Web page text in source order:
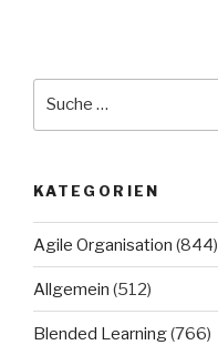
KATEGORIEN
Agile Organisation (844)
Allgemein (512)
Blended Learning(766)